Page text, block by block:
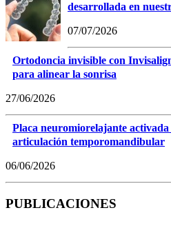
desarrollada en
07/07/2026
Ortodoncia invisible con
para alinear la sonrisa
27/06/2026
Placa neuromiorelajante
articulación temporomandibular
06/06/2026
PUBLICACIONES